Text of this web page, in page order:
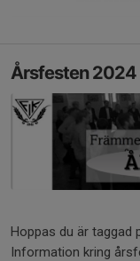
Årsfesten 2024
Hoppas du är taggad
Information kring